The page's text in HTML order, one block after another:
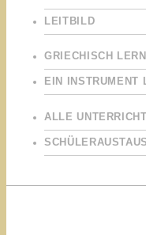
LEITBILD
GRIECHISCH
EIN INSTRUMENT
ALLE